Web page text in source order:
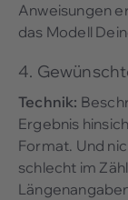
Anweisungen
das Modell
4.
Technik:
Ergebnis
Format. Und
schlecht im